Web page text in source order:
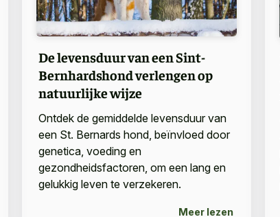
De levensduur van een Sint-
Bernhardshond verlengen op
natuurlijke wijze
Ontdek de gemiddelde levensduur van
een St. Bernards hond, beïnvloed door
genetica, voeding en
gezondheidsfactoren, om een lang en
gelukkig leven te verzekeren.
Meer lezen